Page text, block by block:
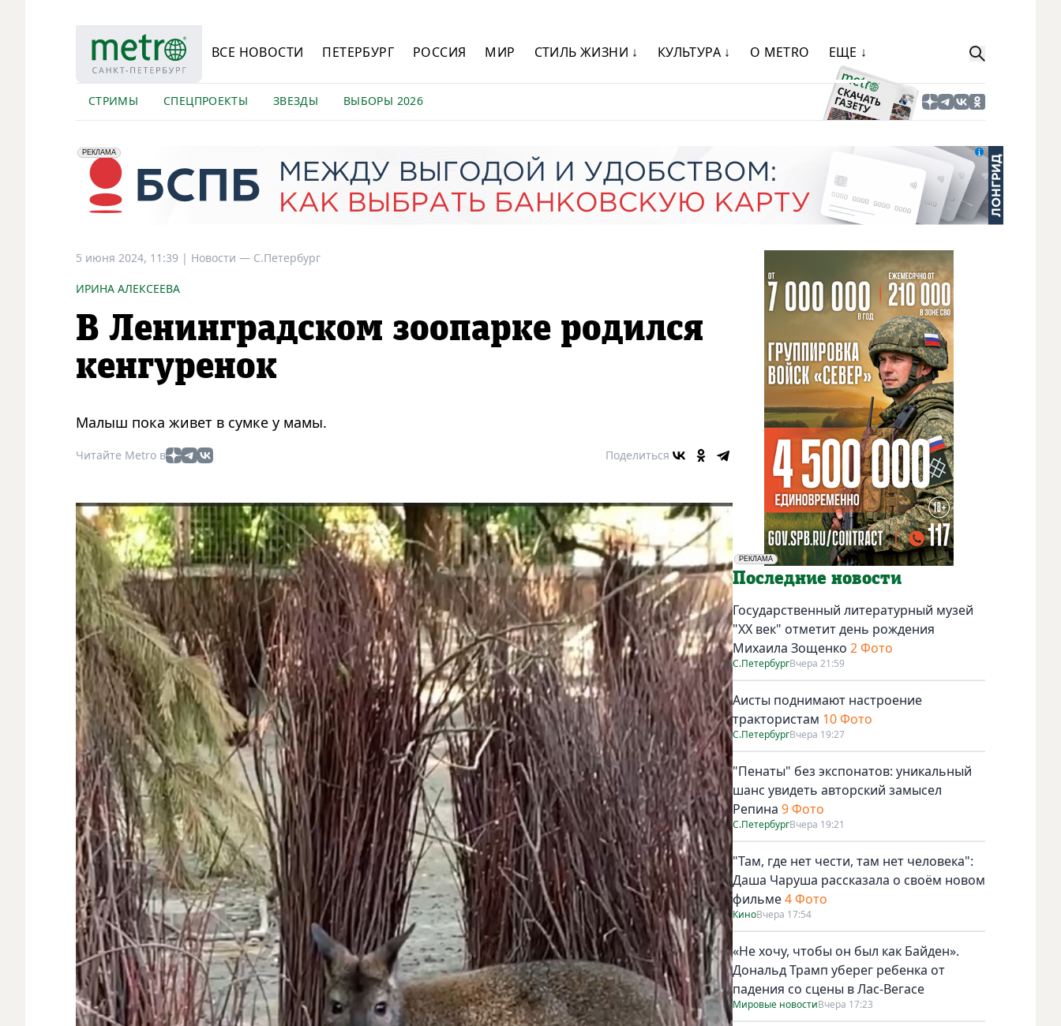
ВСЕ НОВОСТИ ПЕТЕРБУРГ РОССИЯ МИР СТИЛЬ ЖИЗНИ ↓ КУЛЬТУРА ↓ О METRO ЕЩЕ ↓
СТРИМЫ СПЕЦПРОЕКТЫ ЗВЕЗДЫ ВЫБОРЫ 2026
erid: 2VfnxyFybV5
РЕКЛАМА
ПАО "Банк "Санкт-Петербург", ИНН: 7831000027
5 июня 2024, 11:39 | Новости — С.Петербург
ИРИНА АЛЕКСЕЕВА
В Ленинградском зоопарке родился
кенгуренок
Малыш пока живет в сумке у мамы.
Читайте Metro в Поделиться
РЕКЛАМА
Социальная реклама
Последние новости
Государственный литературный музей
"ХХ век" отметит день рождения
Михаила Зощенко 2 Фото
С.ПетербургВчера 21:59
Аисты поднимают настроение
трактористам 10 Фото
С.ПетербургВчера 19:27
"Пенаты" без экспонатов: уникальный
шанс увидеть авторский замысел
Репина 9 Фото
С.ПетербургВчера 19:21
"Там, где нет чести, там нет человека":
Даша Чаруша рассказала о своём новом
фильме4 Фото
КиноВчера 17:54
«Не хочу, чтобы он был как Байден».
Дональд Трамп уберег ребенка от
падения со сцены в Лас-Вегасе
Мировые новостиВчера 17:23